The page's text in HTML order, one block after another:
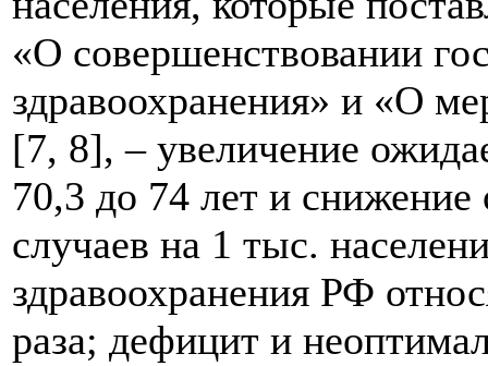
«О совершенствовании
здравоохранения» и «О
[7, 8], – увеличение
70,3 до 74 лет и
случаев на 1 тыс.
здравоохранения РФ
раза; дефицит и